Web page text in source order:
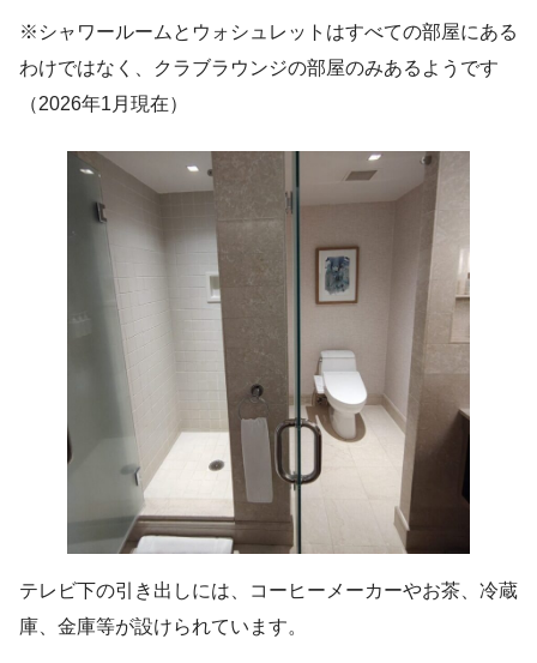
※シャワールームとウォシュレットはすべての部屋にある
わけではなく、クラブラウンジの部屋のみあるようです
（2026年1月現在）
テレビ下の引き出しには、コーヒーメーカーやお茶、冷蔵
庫、金庫等が設けられています。